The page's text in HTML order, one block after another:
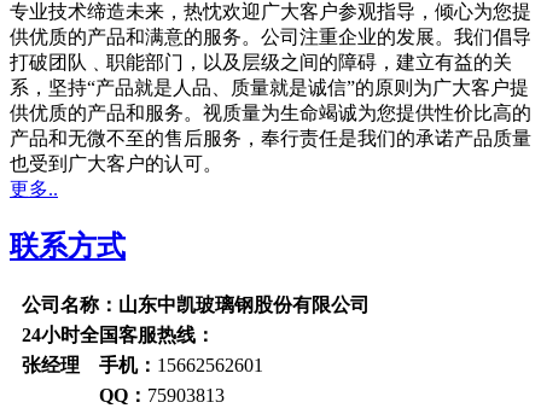
专业技术缔造未来，热忱欢迎广大客户参观指导，倾心为您提
供优质的产品和满意的服务。公司注重企业的发展。我们倡导
打破团队﹑职能部门，以及层级之间的障碍，建立有益的关
系，坚持“产品就是人品、质量就是诚信”的原则为广大客户提
供优质的产品和服务。视质量为生命竭诚为您提供性价比高的
产品和无微不至的售后服务，奉行责任是我们的承诺产品质量
也受到广大客户的认可。
更多..
联系方式
公司名称：山东中凯玻璃钢股份有限公司
24小时全国客服热线：
张经理 手机： 15662562601
QQ： 75903813